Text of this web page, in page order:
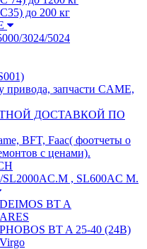
до 200 кг
3024/5024
привода, запчасти CAME,
ДОСТАВКОЙ ПО
BFT, Faac( фоотчеты о
с ценами).
, SL600AC M.
BT A
BT A 25-40 (24B)